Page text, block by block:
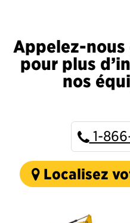
Appelez-nous
pour plus
nos
1-
Localisez